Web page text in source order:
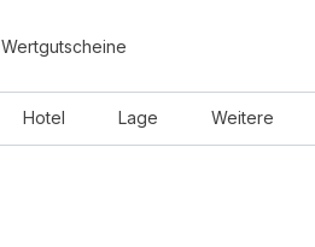
Wertgutscheine
Hotel Lage Weitere